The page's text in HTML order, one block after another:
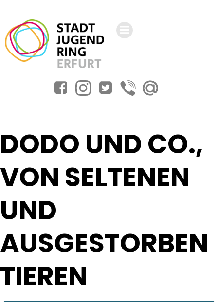
springen
DODO UND CO.,
VON SELTENEN
UND
AUSGESTORBEN
TIEREN